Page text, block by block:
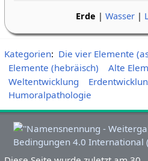
Erde | Wasser |
Kategorien: Die vier Elemente
Elemente (hebräisch)
Alte
Weltentwicklung
Humoralpathologie